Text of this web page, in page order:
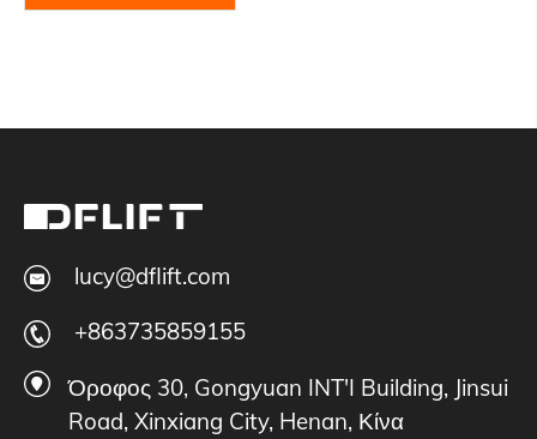
lucy@dflift.com
+863735859155
Όροφος 30, Gongyuan INT'I Building, Jinsui
Road, Xinxiang City, Henan, Κίνα